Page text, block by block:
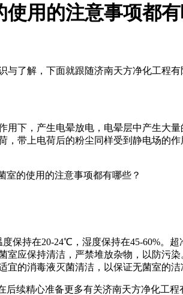
使用的注意事项都
了解，下面就跟随济南天方净化工程
下，产生电晕放电，电晕层中产生大
带上电荷后的粉尘同样受到静电场的
保持在20-24℃，湿度保持在45-60%。
应保持清洁，严禁堆放杂物，以防污
的消毒液灭菌清洁，以保证无菌室的洁
续精心准备更多有关济南天方净化工程